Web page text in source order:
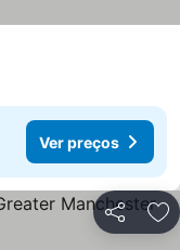
Ver preços
Partilhar